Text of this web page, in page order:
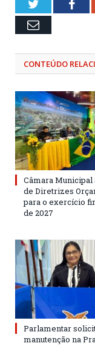
Twitter
Email
CONTEÚDO
Câmara
de Diretrizes
para o exercício
de 2027
Parlamentar
manutenção na